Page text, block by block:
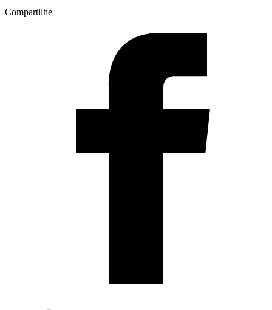
Compartilhe